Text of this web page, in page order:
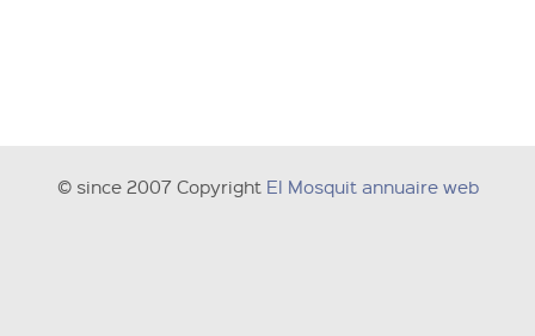
© since 2007 Copyright El Mosquit annuaire web